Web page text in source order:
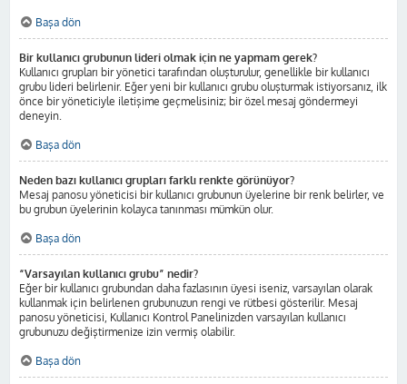
Başa dön
Bir kullanıcı grubunun lideri olmak için ne yapmam gerek?
Kullanıcı grupları bir yönetici tarafından oluşturulur, genellikle bir kullanıcı
grubu lideri belirlenir. Eğer yeni bir kullanıcı grubu oluşturmak istiyorsanız, ilk
önce bir yöneticiyle iletişime geçmelisiniz; bir özel mesaj göndermeyi
deneyin.
Başa dön
Neden bazı kullanıcı grupları farklı renkte görünüyor?
Mesaj panosu yöneticisi bir kullanıcı grubunun üyelerine bir renk belirler, ve
bu grubun üyelerinin kolayca tanınması mümkün olur.
Başa dön
“Varsayılan kullanıcı grubu” nedir?
Eğer bir kullanıcı grubundan daha fazlasının üyesi iseniz, varsayılan olarak
kullanmak için belirlenen grubunuzun rengi ve rütbesi gösterilir. Mesaj
panosu yöneticisi, Kullanıcı Kontrol Panelinizden varsayılan kullanıcı
grubunuzu değiştirmenize izin vermiş olabilir.
Başa dön